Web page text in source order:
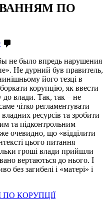
ПО
не было впредь нарушения
Не дурний був правитель,
його тезці в
корупцію, як ввести
до влади. Так, так – не
чітко регламентувати
ресурсів та зробити
та підконтрольним
очевидно, що «відділити
цього питання
гроші влади прийшли
вертаються до нього. І
без загибелі і «матері» і